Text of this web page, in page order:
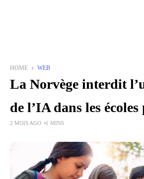
HOME WEB
La Norvège interdit
de l’IA dans les
2 MOIS AGO 1 MINS